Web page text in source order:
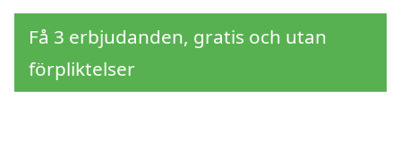
Få 3 erbjudanden, gratis och utan
förpliktelser